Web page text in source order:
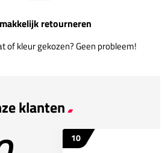
retourneren
of kleur gekozen? Geen probleem!
klanten
10